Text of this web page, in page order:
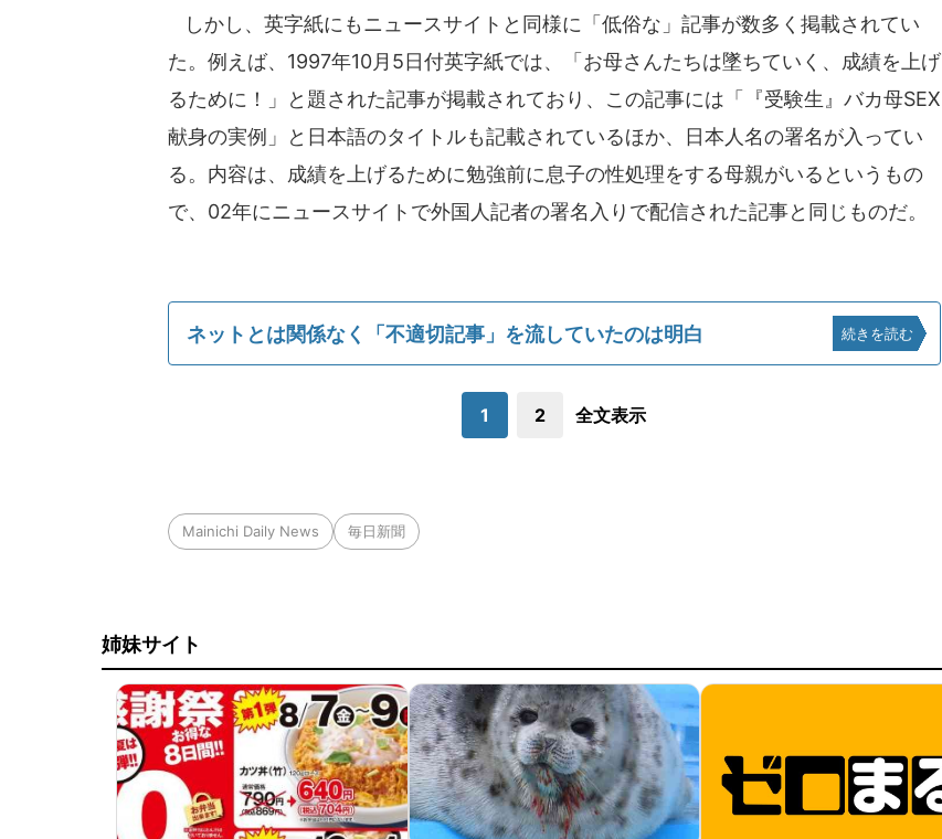
しかし、英字紙にもニュースサイトと同様に「低俗な」記事が数多く掲載されてい
た。例えば、1997年10月5日付英字紙では、「お母さんたちは墜ちていく、成績を上げ
るために！」と題された記事が掲載されており、この記事には「『受験生』バカ母SEX
献身の実例」と日本語のタイトルも記載されているほか、日本人名の署名が入ってい
る。内容は、成績を上げるために勉強前に息子の性処理をする母親がいるというもの
で、02年にニュースサイトで外国人記者の署名入りで配信された記事と同じものだ。
ネットとは関係なく「不適切記事」を流していたのは明白 続きを読む
1 2 全文表示
Mainichi Daily News 毎日新聞
姉妹サイト